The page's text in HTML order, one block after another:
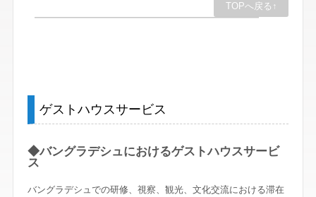
TOPへ戻る↑
ゲストハウスサービス
◆バングラデシュにおけるゲストハウスサービ
ス
バングラデシュでの研修、視察、観光、文化交流における滞在